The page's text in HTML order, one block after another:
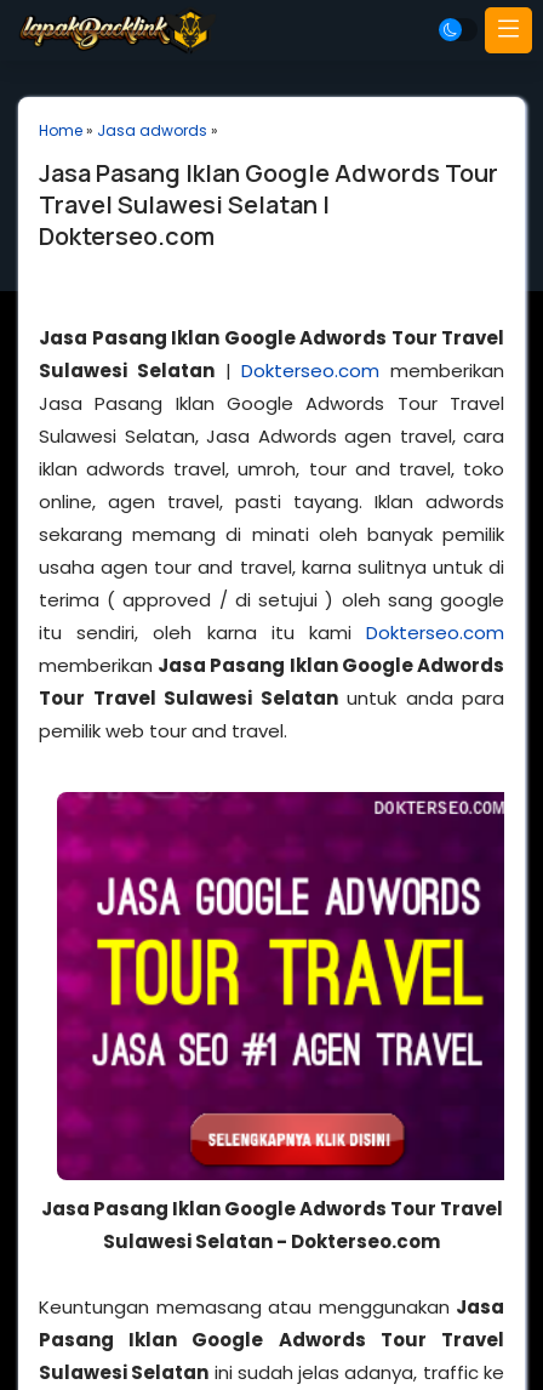
Home» Jasa adwords »
Jasa Pasang Iklan Google Adwords Tour
Travel Sulawesi Selatan |
Dokterseo.com
Jasa Pasang Iklan Google Adwords Tour Travel
Sulawesi Selatan|Dokterseo.com memberikan
Jasa Pasang Iklan Google Adwords Tour Travel
Sulawesi Selatan, Jasa Adwords agen travel, cara
iklan adwords travel, umroh, tour and travel, toko
online, agen travel, pasti tayang. Iklan adwords
sekarang memang di minati oleh banyak pemilik
usaha agen tour and travel, karna sulitnya untuk di
terima ( approved / di setujui ) oleh sang google
itu sendiri, oleh karna itu kami Dokterseo.com
memberikan Jasa Pasang Iklan Google Adwords
Tour Travel Sulawesi Selatanuntuk anda para
pemilik web tour and travel.
Jasa Pasang Iklan Google Adwords Tour Travel
Sulawesi Selatan - Dokterseo.com
Keuntungan memasang atau menggunakan Jasa
Pasang Iklan Google Adwords Tour Travel
Sulawesi Selatan ini sudah jelas adanya, traffic ke